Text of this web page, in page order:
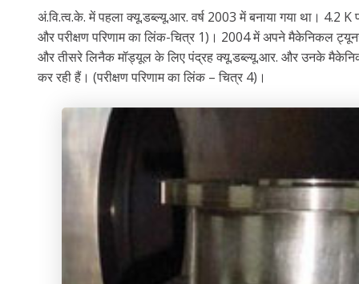
अं.वि.त्व.के. में पहला क्यू.डब्ल्यू.आर. वर्ष 2003 में बनाया गया था। 4.2
और परीक्षण परिणाम का लिंक-चित्र 1)। 2004 में अपने मैकेनिकल
और तीसरे लिनैक मॉड्यूल के लिए पंद्रह क्यू.डब्ल्यू.आर. और उनके
कर रही हैं। (परीक्षण परिणाम का लिंक – चित्र 4)।